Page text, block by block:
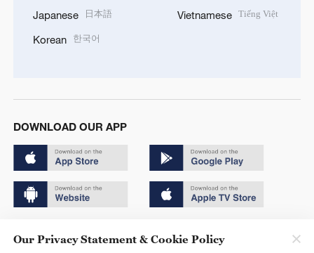
Japanese 日本語
Korean 한국어
Vietnamese Tiếng Việt
DOWNLOAD OUR APP
Our Privacy Statement & Cookie Policy